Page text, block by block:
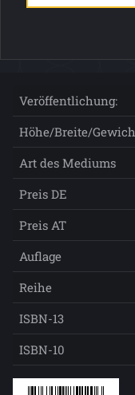
Veröffentlichung:
Höhe/Breite/
Art des Mediums
Preis DE
Preis AT
Auflage
Reihe
ISBN-13
ISBN-10